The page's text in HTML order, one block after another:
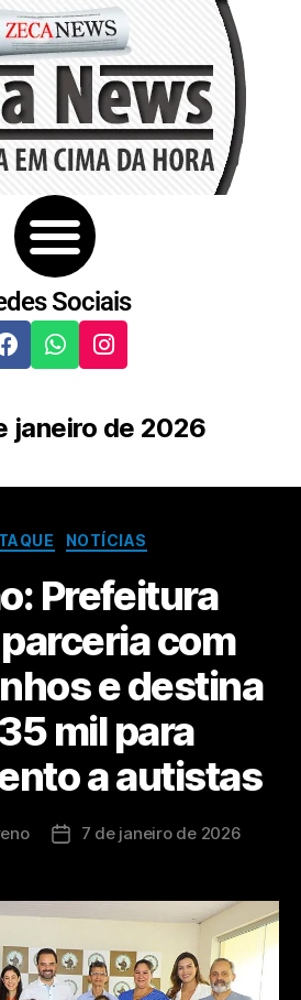
Sociais
janeiro de 2026
NOTÍCIAS
Prefeitura
com
e destina
mil para
a autistas
7 de janeiro de 2026